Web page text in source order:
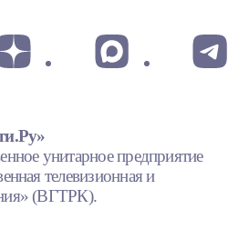
унитарное предприятие
телевизионная и
(ВГТРК).